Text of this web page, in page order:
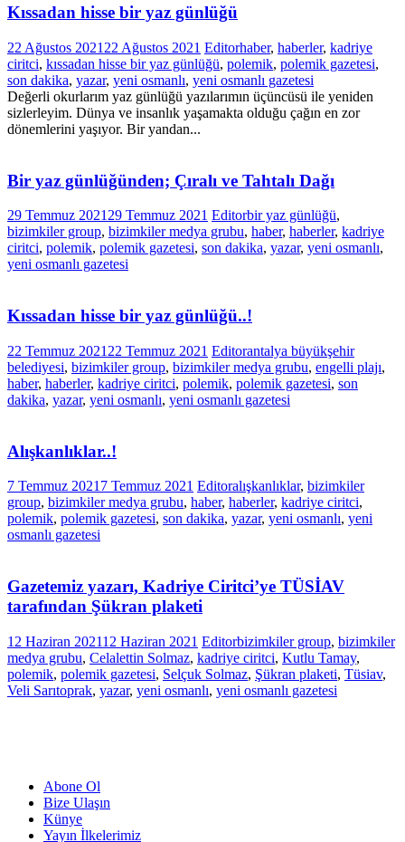
Kıssadan hisse bir yaz günlüğü
22 Ağustos 2021 22 Ağustos 2021 Editorhaber, haberler, kadriye
ciritci, kıssadan hisse bir yaz günlüğü, polemik, polemik gazetesi,
son dakika, yazar, yeni osmanlı, yeni osmanlı gazetesi
Değerli okurlarım yaz günlüğü yazılarımın üçüncüsü ile yeniden
sizlerleyim. Dünya ve insanlık yaşamakta olduğu çağın en zor
dönemlerini yaşıyor. Bir yandan...
Bir yaz günlüğünden; Çıralı ve Tahtalı Dağı
29 Temmuz 2021 29 Temmuz 2021 Editorbir yaz günlüğü,
bizimkiler group, bizimkiler medya grubu, haber, haberler, kadriye
ciritci, polemik, polemik gazetesi, son dakika, yazar, yeni osmanlı,
yeni osmanlı gazetesi
Kıssadan hisse bir yaz günlüğü..!
22 Temmuz 2021 22 Temmuz 2021 Editorantalya büyükşehir
belediyesi, bizimkiler group, bizimkiler medya grubu, engelli plajı,
haber, haberler, kadriye ciritci, polemik, polemik gazetesi, son
dakika, yazar, yeni osmanlı, yeni osmanlı gazetesi
Alışkanlıklar..!
7 Temmuz 2021 7 Temmuz 2021 Editoralışkanlıklar, bizimkiler
group, bizimkiler medya grubu, haber, haberler, kadriye ciritci,
polemik, polemik gazetesi, son dakika, yazar, yeni osmanlı, yeni
osmanlı gazetesi
Gazetemiz yazarı, Kadriye Ciritci’ye TÜSİAV
tarafından Şükran plaketi
12 Haziran 202112 Haziran 2021 Editorbizimkiler group, bizimkiler
medya grubu, Celalettin Solmaz, kadriye ciritci, Kutlu Tamay,
polemik, polemik gazetesi, Selçuk Solmaz, Şükran plaketi, Tüsiav,
Veli Sarıtoprak, yazar, yeni osmanlı, yeni osmanlı gazetesi
Abone Ol
Bize Ulaşın
Künye
Yayın İlkelerimiz